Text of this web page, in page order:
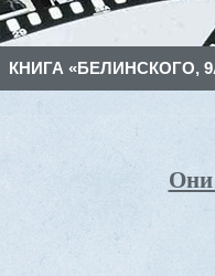
КНИГА «БЕЛИНСКОГО,